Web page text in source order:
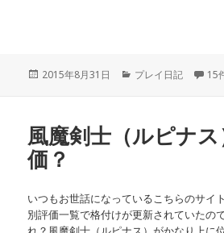
投
2015年8月31日
カ
ー
プレイ日記 ア
15
風魔剣士（ルピナ
価？
いつもお世話になっているこちらのサイ
別評価一覧で格付けが更新されていたの